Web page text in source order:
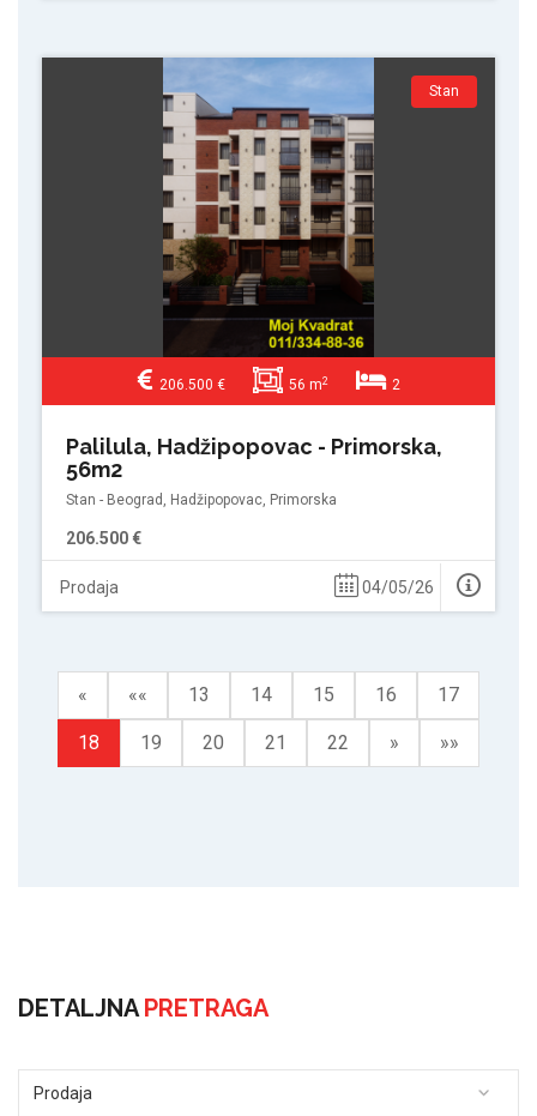
Stan
206.500 € 56 m2 2
Palilula, Hadžipopovac - Primorska,
56m2
Stan - Beograd, Hadžipopovac, Primorska
206.500 €
Prodaja 04/05/26
« «« 13 14 15 16 17
18 19 20 21 22 » »»
DETALJNAPRETRAGA
Prodaja